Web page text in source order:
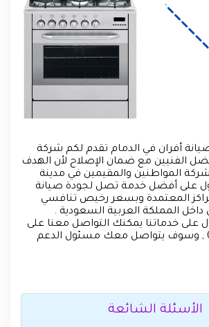
أفران في الدمام تقدم لكم شركة
أفضل الفنيين مع ضمان الإصلاح لأن الهدف
المواطنين والمقيمين في مدينة
على أفضل خدمة تصل لجودة صيانة
المعتمدة وبسعر رخيص تنافسي
المملكة العربية السعودية .
على خدماتنا يمكنك التواصل معنا على
الرقم 0591466871 , وسوف يتواصل معك مسئول الدعم
الأسئلة الشائعة